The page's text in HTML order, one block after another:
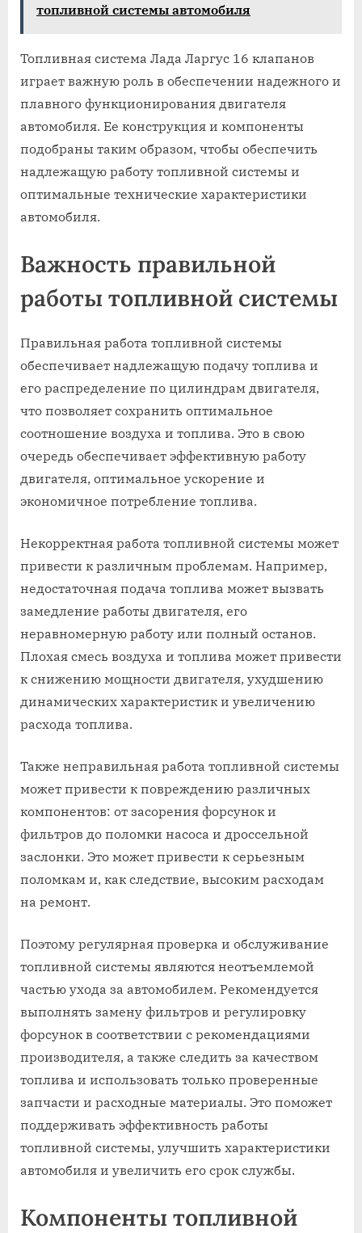
топливной системы автомобиля
Топливная система Лада Ларгус 16 клапанов
играет важную роль в обеспечении надежного и
плавного функционирования двигателя
автомобиля. Ее конструкция и компоненты
подобраны таким образом, чтобы обеспечить
надлежащую работу топливной системы и
оптимальные технические характеристики
автомобиля.
Важность правильной
работы топливной системы
Правильная работа топливной системы
обеспечивает надлежащую подачу топлива и
его распределение по цилиндрам двигателя,
что позволяет сохранить оптимальное
соотношение воздуха и топлива. Это в свою
очередь обеспечивает эффективную работу
двигателя, оптимальное ускорение и
экономичное потребление топлива.
Некорректная работа топливной системы может
привести к различным проблемам. Например,
недостаточная подача топлива может вызвать
замедление работы двигателя, его
неравномерную работу или полный останов.
Плохая смесь воздуха и топлива может привести
к снижению мощности двигателя, ухудшению
динамических характеристик и увеличению
расхода топлива.
Также неправильная работа топливной системы
может привести к повреждению различных
компонентов: от засорения форсунок и
фильтров до поломки насоса и дроссельной
заслонки. Это может привести к серьезным
поломкам и, как следствие, высоким расходам
на ремонт.
Поэтому регулярная проверка и обслуживание
топливной системы являются неотъемлемой
частью ухода за автомобилем. Рекомендуется
выполнять замену фильтров и регулировку
форсунок в соответствии с рекомендациями
производителя, а также следить за качеством
топлива и использовать только проверенные
запчасти и расходные материалы. Это поможет
поддерживать эффективность работы
топливной системы, улучшить характеристики
автомобиля и увеличить его срок службы.
Компоненты топливной